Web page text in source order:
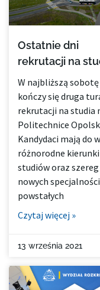
Ostatnie dni
rekrutacji na
W najbliższą sobotę
kończy się druga
rekrutacji na studia
Politechnice
Kandydaci mają do
różnorodne kierunki
studiów oraz szereg
nowych
powstałych
Czytaj więcej »
13 września 2021